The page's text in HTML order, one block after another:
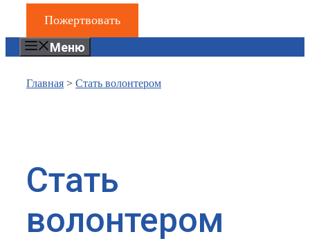
Пожертвовать
Меню
Главная > Стать волонтером
Стать
волонтером